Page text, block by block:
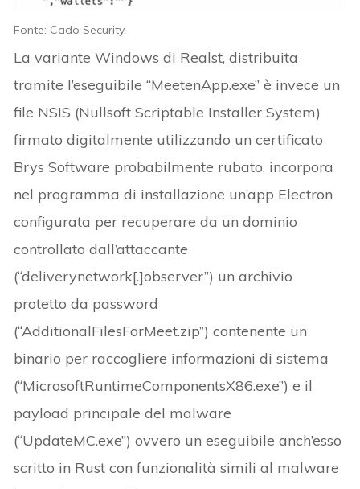
Fonte: Cado Security.
La variante Windows di Realst, distribuita
tramite l’eseguibile “MeetenApp.exe” è invece un
file NSIS (Nullsoft Scriptable Installer System)
firmato digitalmente utilizzando un certificato
Brys Software probabilmente rubato, incorpora
nel programma di installazione un’app Electron
configurata per recuperare da un dominio
controllato dall’attaccante
(“deliverynetwork[.]observer”) un archivio
protetto da password
(“AdditionalFilesForMeet.zip”) contenente un
binario per raccogliere informazioni di sistema
(“MicrosoftRuntimeComponentsX86.exe”) e il
payload principale del malware
(“UpdateMC.exe”) ovvero un eseguibile anch’esso
scritto in Rust con funzionalità simili al malware